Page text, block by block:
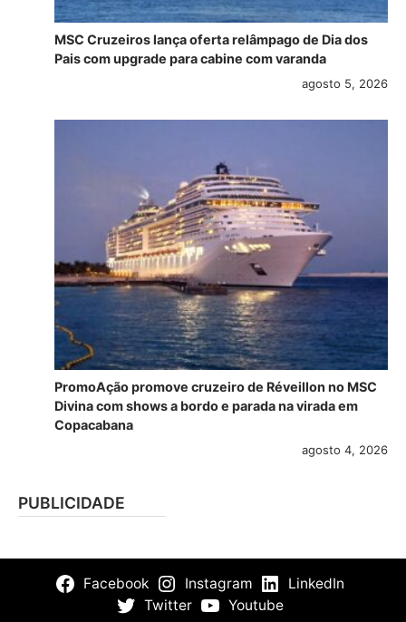
MSC Cruzeiros lança oferta relâmpago de Dia dos
Pais com upgrade para cabine com varanda
agosto 5, 2026
PromoAção promove cruzeiro de Réveillon no MSC
Divina com shows a bordo e parada na virada em
Copacabana
agosto 4, 2026
PUBLICIDADE
Facebook Instagram
LinkedIn
Twitter
Youtube